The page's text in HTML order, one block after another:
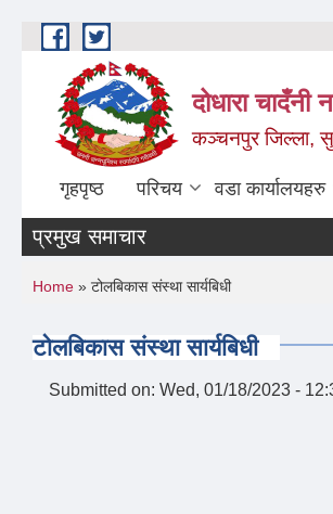
Skip to main content
दोधारा चादँनी
कञ्चनपुर जिल्ला,
गृहपृष्ठ परिचय वडा कार्यालयहरु
प्रमुख समाचार
You are here
Home » टोलबिकास संस्था सार्यबिधी
टोलबिकास संस्था सार्यबिधी
Submitted on: Wed, 01/18/2023 -